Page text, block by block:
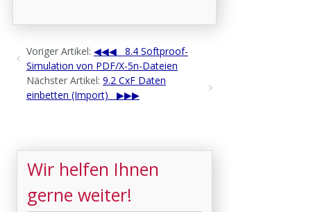
Voriger Artikel:
8.4 Softproof-
Simulation von PDF/X-5n-Dateien
Nächster Artikel: 9.2 CxF Daten
einbetten (Import)
Wir helfen Ihnen
gerne weiter!